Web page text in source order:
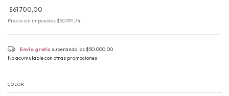
$61.700,00
Precio sin impuestos $50.991,74
Envío gratis superando los $50.000,00
No acumulable con otras promociones
COLOR